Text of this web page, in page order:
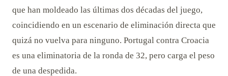
que han moldeado las últimas dos décadas del juego,
coincidiendo en un escenario de eliminación directa que
quizá no vuelva para ninguno. Portugal contra Croacia
es una eliminatoria de la ronda de 32, pero carga el peso
de una despedida.